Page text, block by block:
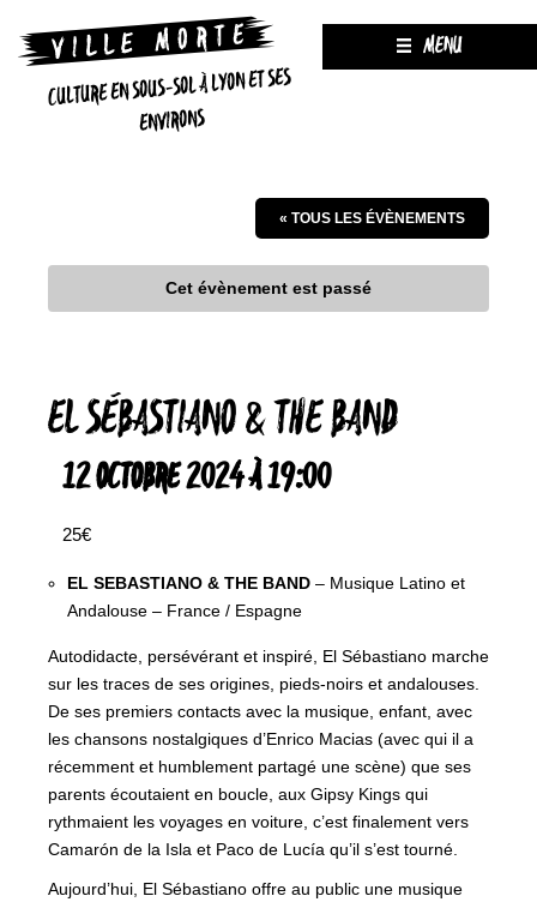
CULTURE EN SOUS-SOL À LYON ET SES
ENVIRONS
MENU
« TOUS LES ÉVÈNEMENTS
Cet évènement est passé
EL SÉBASTIANO & THE BAND
12 OCTOBRE 2024 À 19:00
25€
EL SEBASTIANO & THE BAND – Musique Latino et
Andalouse – France / Espagne
Autodidacte, persévérant et inspiré, El Sébastiano marche
sur les traces de ses origines, pieds-noirs et andalouses.
De ses premiers contacts avec la musique, enfant, avec
les chansons nostalgiques d’Enrico Macias (avec qui il a
récemment et humblement partagé une scène) que ses
parents écoutaient en boucle, aux Gipsy Kings qui
rythmaient les voyages en voiture, c’est finalement vers
Camarón de la Isla et Paco de Lucía qu’il s’est tourné.
Aujourd’hui, El Sébastiano offre au public une musique